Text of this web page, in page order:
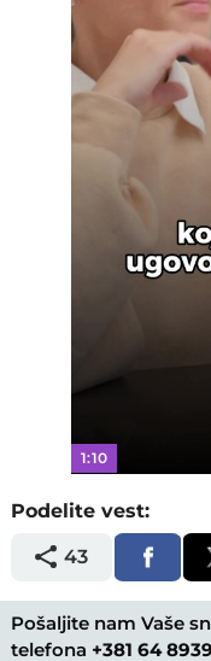
1:10
Podelite vest:
43
Pošaljite nam Vaše
telefona +381 64